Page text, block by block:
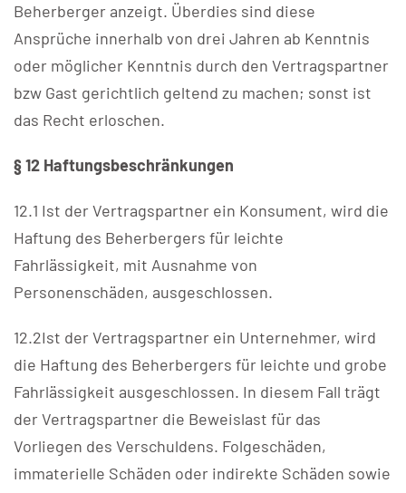
Beherberger anzeigt. Überdies sind diese
Ansprüche innerhalb von drei Jahren ab Kenntnis
oder möglicher Kenntnis durch den Vertragspartner
bzw Gast gerichtlich geltend zu machen; sonst ist
das Recht erloschen.
§ 12 Haftungsbeschränkungen
12.1 Ist der Vertragspartner ein Konsument, wird die
Haftung des Beherbergers für leichte
Fahrlässigkeit, mit Ausnahme von
Personenschäden, ausgeschlossen.
12.2Ist der Vertragspartner ein Unternehmer, wird
die Haftung des Beherbergers für leichte und grobe
Fahrlässigkeit ausgeschlossen. In diesem Fall trägt
der Vertragspartner die Beweislast für das
Vorliegen des Verschuldens. Folgeschäden,
immaterielle Schäden oder indirekte Schäden sowie